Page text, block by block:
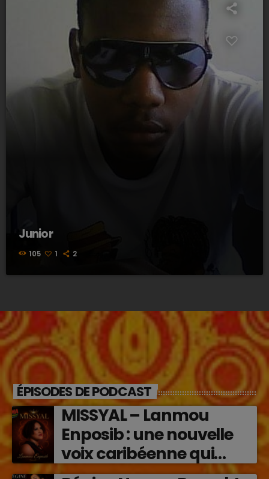
Junior
105 1 2
ÉPISODES DE PODCAST
MISSYAL – Lanmou
Enposib : une nouvelle
voix caribéenne qui
transforme les émotions